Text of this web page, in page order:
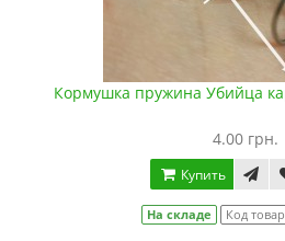
Кормушка пружина Убийца
4.00 грн.
Купить
На складе Код